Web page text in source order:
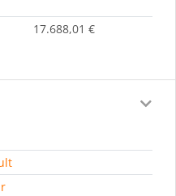
17.688,01 €